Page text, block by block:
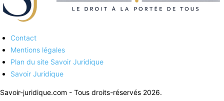
Savoirs juridiques
Contact
Mentions légales
Plan du site Savoir Juridique
Savoir Juridique
Savoir-juridique.com - Tous droits-réservés 2026.